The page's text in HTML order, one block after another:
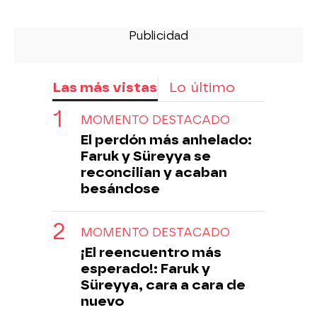
Las más vistas Lo último
MOMENTO DESTACADO
El perdón más anhelado:
Faruk y Süreyya se
reconcilian y acaban
besándose
MOMENTO DESTACADO
¡El reencuentro más
esperado!: Faruk y
Süreyya, cara a cara de
nuevo